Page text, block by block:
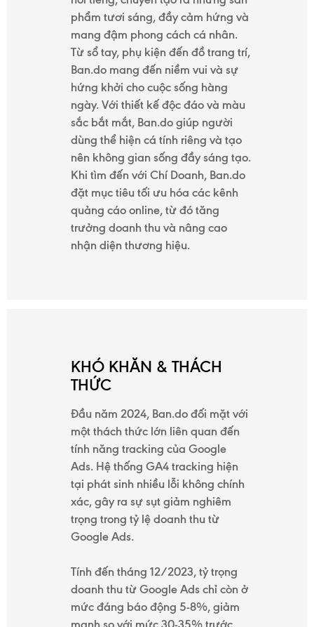
TRANG
CHỦ
DỊCH
VỤ
TUYỂN
DỤNG
KIẾN
THỨC
GIỚI
THIỆU
phẩm tươi sáng, đầy cảm hứng và
mang đậm phong cách cá nhân.
Từ sổ tay, phụ kiện đến đồ trang trí,
Ban.do mang đến niềm vui và sự
hứng khởi cho cuộc sống hàng
ngày. Với thiết kế độc đáo và màu
sắc bắt mắt, Ban.do giúp người
dùng thể hiện cá tính riêng và tạo
nên không gian sống đầy sáng tạo.
Khi tìm đến với Chí Doanh, Ban.do
đặt mục tiêu tối ưu hóa các kênh
quảng cáo online, từ đó tăng
trưởng doanh thu và nâng cao
nhận diện thương hiệu.
KHÓ KHĂN & THÁCH
THỨC
Đầu năm 2024, Ban.do đối mặt với
một thách thức lớn liên quan đến
tính năng tracking của Google
Ads. Hệ thống GA4 tracking hiện
tại phát sinh nhiều lỗi không chính
xác, gây ra sự sụt giảm nghiêm
trọng trong tỷ lệ doanh thu từ
Google Ads.
Tính đến tháng 12/2023, tỷ trọng
doanh thu từ Google Ads chỉ còn ở
mức đáng báo động 5-8%, giảm